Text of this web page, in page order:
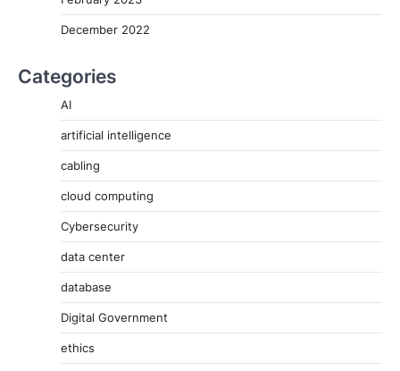
December 2022
Categories
AI
artificial intelligence
cabling
cloud computing
Cybersecurity
data center
database
Digital Government
ethics